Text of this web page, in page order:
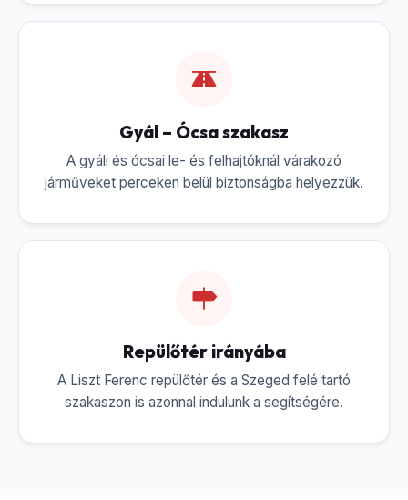
Gyál – Ócsa szakasz
A gyáli és ócsai le- és felhajtóknál várakozó
járműveket perceken belül biztonságba helyezzük.
Repülőtér irányába
A Liszt Ferenc repülőtér és a Szeged felé tartó
szakaszon is azonnal indulunk a segítségére.